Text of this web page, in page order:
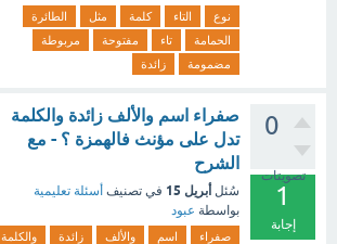
نوع التاء كلمة مثل
الطائرة
الحمامة
تاء مفتوحة
مربوطة
مضمومة
زائدة
0
تصويتات
1
إجابة
صفراء اسم والألف زائدة والكلمة
تدل على مؤنث فالهمزة ؟ - مع
الشرح
سُئل أبريل 15 في تصنيف أسئلة تعليمية
بواسطة عبود
صفراء اسم والألف زائدة
والكلمة